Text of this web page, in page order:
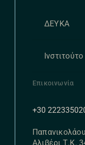
ΔΕΥΚΑ
Επικοινωνία
+30
Αλιβέρι Τ.Κ.